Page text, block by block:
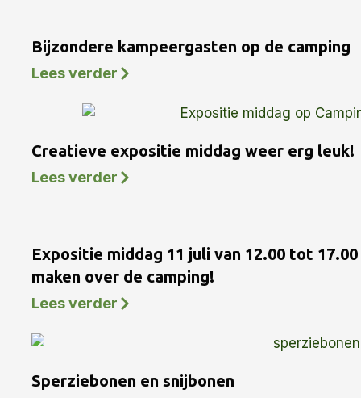
Bijzondere kampeergasten op de camping
Lees verder
Creatieve expositie middag weer erg leuk!
Lees verder
Expositie middag 11 juli van 12.00 tot
maken over de camping!
Lees verder
Sperziebonen en snijbonen